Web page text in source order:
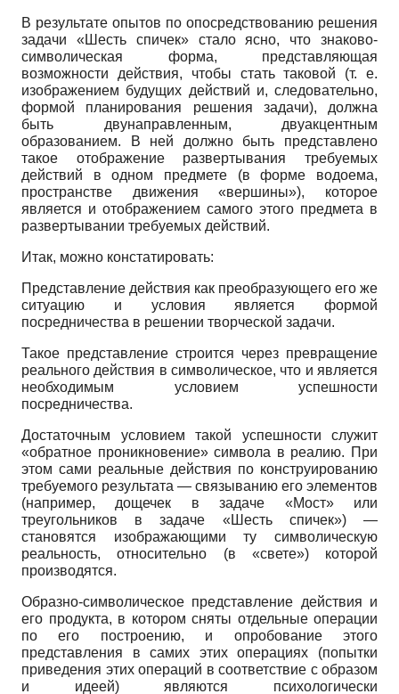
В результате опытов по опосредствованию решения
задачи «Шесть спичек» стало ясно, что знаково-
символическая форма, представляющая
возможности действия, чтобы стать таковой (т. е.
изображением будущих действий и, следовательно,
формой планирования решения задачи), должна
быть двунаправленным, двуакцентным
образованием. В ней должно быть представлено
такое отображение развертывания требуемых
действий в одном предмете (в форме водоема,
пространстве движения «вершины»), которое
является и отображением самого этого предмета в
развертывании требуемых действий.
Итак, можно констатировать:
Представление действия как преобразующего его же
ситуацию и условия является формой
посредничества в решении творческой задачи.
Такое представление строится через превращение
реального действия в символическое, что и является
необходимым условием успешности
посредничества.
Достаточным условием такой успешности служит
«обратное проникновение» символа в реалию. При
этом сами реальные действия по конструированию
требуемого результата — связыванию его элементов
(например, дощечек в задаче «Мост» или
треугольников в задаче «Шесть спичек») —
становятся изображающими ту символическую
реальность, относительно (в «свете») которой
производятся.
Образно-символическое представление действия и
его продукта, в котором сняты отдельные операции
по его построению, и опробование этого
представления в самих этих операциях (попытки
приведения этих операций в соответствие с образом
и идеей) являются психологически